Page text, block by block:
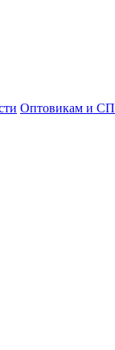
Оптовикам и СП